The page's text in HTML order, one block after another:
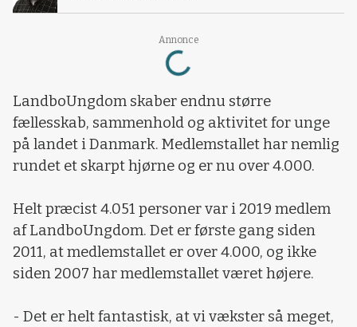
Annonce
Loading...
LandboUngdom skaber endnu større
fællesskab, sammenhold og aktivitet for unge
på landet i Danmark. Medlemstallet har nemlig
rundet et skarpt hjørne og er nu over 4.000.
Helt præcist 4.051 personer var i 2019 medlem
af LandboUngdom. Det er første gang siden
2011, at medlemstallet er over 4.000, og ikke
siden 2007 har medlemstallet været højere.
- Det er helt fantastisk, at vi vækster så meget,